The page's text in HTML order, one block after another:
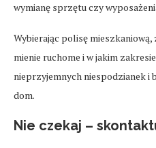
wymianę sprzętu czy
Wybierając polisę
mienie ruchome i w jakim
nieprzyjemnych niespodzianek i
dom.
Nie czekaj –